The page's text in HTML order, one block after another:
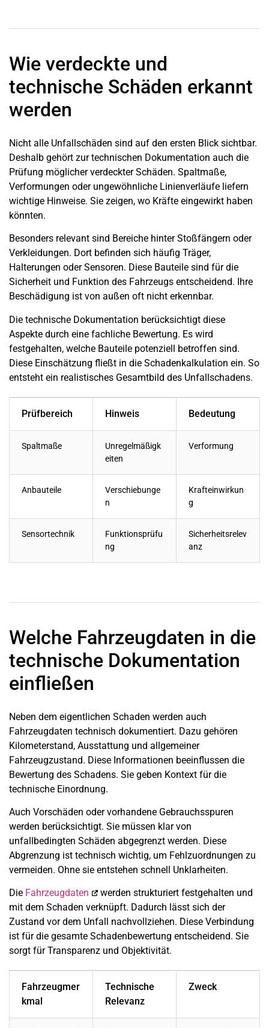
Wie verdeckte und
technische Schäden erkannt
werden
Nicht alle Unfallschäden sind auf den ersten Blick sichtbar.
Deshalb gehört zur technischen Dokumentation auch die
Prüfung möglicher verdeckter Schäden. Spaltmaße,
Verformungen oder ungewöhnliche Linienverläufe liefern
wichtige Hinweise. Sie zeigen, wo Kräfte eingewirkt haben
könnten.
Besonders relevant sind Bereiche hinter Stoßfängern oder
Verkleidungen. Dort befinden sich häufig Träger,
Halterungen oder Sensoren. Diese Bauteile sind für die
Sicherheit und Funktion des Fahrzeugs entscheidend. Ihre
Beschädigung ist von außen oft nicht erkennbar.
Die technische Dokumentation berücksichtigt diese
Aspekte durch eine fachliche Bewertung. Es wird
festgehalten, welche Bauteile potenziell betroffen sind.
Diese Einschätzung fließt in die Schadenkalkulation ein. So
entsteht ein realistisches Gesamtbild des Unfallschadens.
Prüfbereich Hinweis Bedeutung
Spaltmaße
Unregelmäßigk
eiten
Verformung
Anbauteile
Verschiebunge
n
Krafteinwirkun
g
Sensortechnik
Funktionsprüfu
ng
Sicherheitsrelev
anz
Welche Fahrzeugdaten in die
technische Dokumentation
einfließen
Neben dem eigentlichen Schaden werden auch
Fahrzeugdaten technisch dokumentiert. Dazu gehören
Kilometerstand, Ausstattung und allgemeiner
Fahrzeugzustand. Diese Informationen beeinflussen die
Bewertung des Schadens. Sie geben Kontext für die
technische Einordnung.
Auch Vorschäden oder vorhandene Gebrauchsspuren
werden berücksichtigt. Sie müssen klar von
unfallbedingten Schäden abgegrenzt werden. Diese
Abgrenzung ist technisch wichtig, um Fehlzuordnungen zu
vermeiden. Ohne sie entstehen schnell Unklarheiten.
Die Fahrzeugdaten
werden strukturiert festgehalten und
mit dem Schaden verknüpft. Dadurch lässt sich der
Zustand vor dem Unfall nachvollziehen. Diese Verbindung
ist für die gesamte Schadenbewertung entscheidend. Sie
sorgt für Transparenz und Objektivität.
Fahrzeugmer
kmal
Technische
Relevanz
Zweck